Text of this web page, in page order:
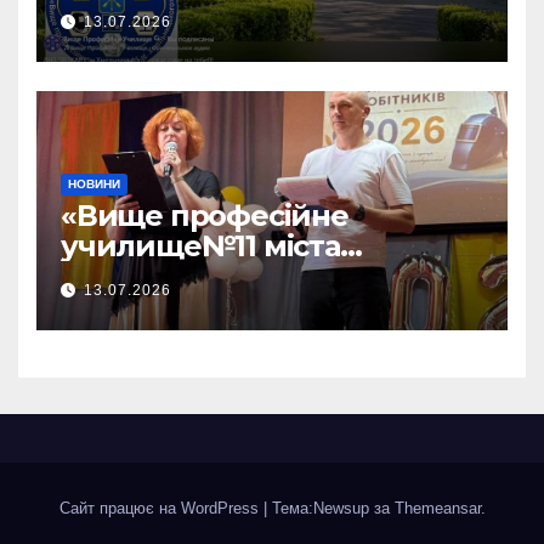
чекає саме на тебе!!!
13.07.2026
НОВИНИ
«Вище професійне
училище№11 міста
Хмельницького»відбувся —
ВИПУСК 2026!
13.07.2026
Сайт працює на WordPress | Тема:Newsup за Themeansar.